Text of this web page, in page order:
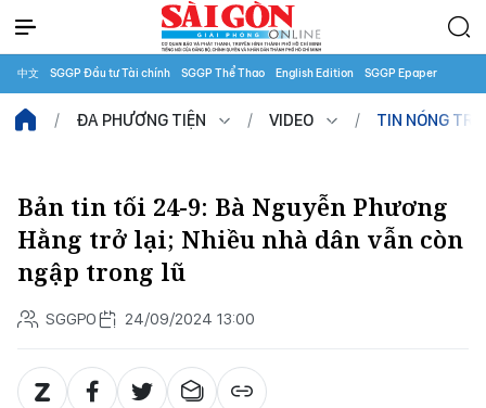
中文 SGGP Đầu tư Tài chính SGGP Thể Thao English Edition SGGP Epaper
ĐA PHƯƠNG TIỆN VIDEO TIN NÓNG
Bản tin tối 24-9: Bà Nguyễn Phương
Hằng trở lại; Nhiều nhà dân vẫn còn
ngập trong lũ
SGGPO 24/09/2024 13:00